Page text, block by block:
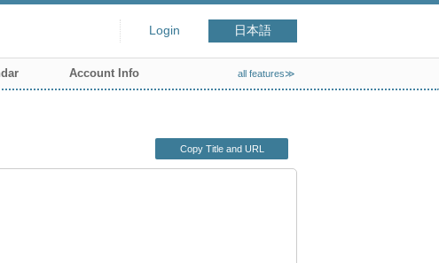
Login 日本語
Account Info all features≫
Copy Title and URL